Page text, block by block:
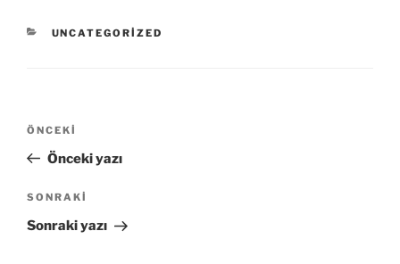
KATEGORILER
UNCATEGORIZED
Yazı
gezinmesi
Önceki
Yazı
ÖNCEKI
Önceki yazı
Sonraki
Yazı
SONRAKI
Sonraki yazı